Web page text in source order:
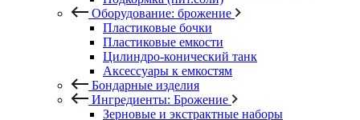
Оборудование: брожение
Пластиковые бочки
Пластиковые емкости
Цилиндро-конический танк
Аксессуары к емкостям
Бондарные изделия
Ингредиенты: Брожение
Зерновые и экстрактные наборы